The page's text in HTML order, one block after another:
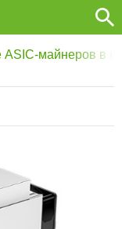
майнеров в